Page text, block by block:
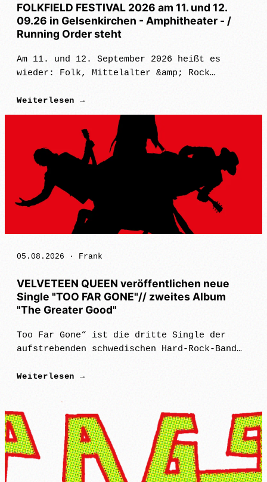
FOLKFIELD FESTIVAL 2026 am 11. und 12.
09.26 in Gelsenkirchen - Amphitheater - /
Running Order steht
Am 11. und 12. September 2026 heißt es
wieder: Folk, Mittelalter &amp; Rock
das Folkfield Festival zum vierten Mal im
Amphitheater in Gelsenkirchen stattfinde…
Weiterlesen →
05.08.2026 · Frank
VELVETEEN QUEEN veröffentlichen neue
Single "TOO FAR GONE"// zweites Album
"The Greater Good"
Too Far Gone“ ist die dritte Single der
aufstrebenden schwedischen Hard-Rock-Band
erwarteten zweiten Album *The Greater
Weiterlesen →